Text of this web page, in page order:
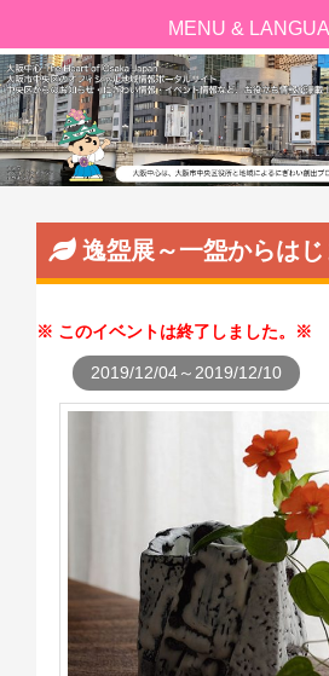
逸盌展～一盌からは
このイベントは終了しました。
2019/12/04～2019/12/10